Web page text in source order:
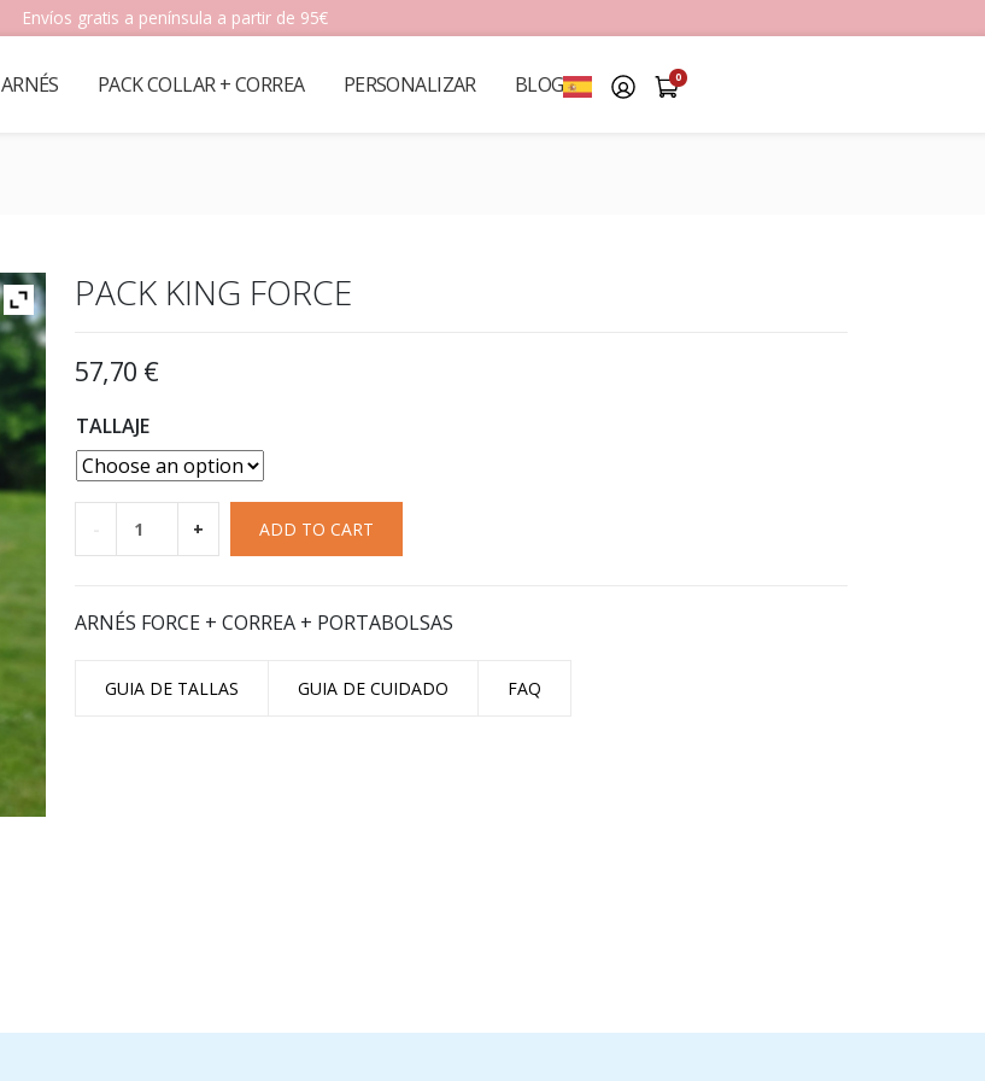
Envíos gratis a península a partir de 95€
ARNÉS PACK COLLAR + CORREA PERSONALIZAR BLOG 0
PACK KING FORCE
57,70 €
TALLAJE
+ ADD TO CART
ARNÉS FORCE + CORREA + PORTABOLSAS
GUIA DE TALLAS GUIA DE CUIDADO FAQ